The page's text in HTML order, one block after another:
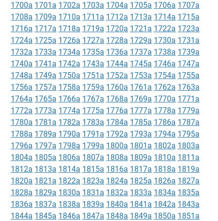
1700a 1701a 1702a 1703a 1704a 1705a 1706a 1707a
1708a 1709a 1710a 1711a 1712a 1713a 1714a 1715a
1716a 1717a 1718a 1719a 1720a 1721a 1722a 1723a
1724a 1725a 1726a 1727a 1728a 1729a 1730a 1731a
1732a 1733a 1734a 1735a 1736a 1737a 1738a 1739a
1740a 1741a 1742a 1743a 1744a 1745a 1746a 1747a
1748a 1749a 1750a 1751a 1752a 1753a 1754a 1755a
1756a 1757a 1758a 1759a 1760a 1761a 1762a 1763a
1764a 1765a 1766a 1767a 1768a 1769a 1770a 1771a
1772a 1773a 1774a 1775a 1776a 1777a 1778a 1779a
1780a 1781a 1782a 1783a 1784a 1785a 1786a 1787a
1788a 1789a 1790a 1791a 1792a 1793a 1794a 1795a
1796a 1797a 1798a 1799a 1800a 1801a 1802a 1803a
1804a 1805a 1806a 1807a 1808a 1809a 1810a 1811a
1812a 1813a 1814a 1815a 1816a 1817a 1818a 1819a
1820a 1821a 1822a 1823a 1824a 1825a 1826a 1827a
1828a 1829a 1830a 1831a 1832a 1833a 1834a 1835a
1836a 1837a 1838a 1839a 1840a 1841a 1842a 1843a
1844a 1845a 1846a 1847a 1848a 1849a 1850a 1851a